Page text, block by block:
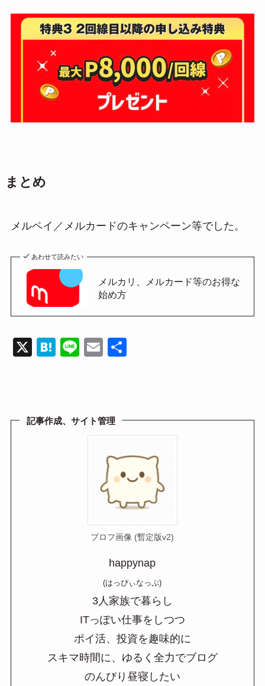
まとめ
メルペイ／メルカードのキャンペーン等でした。
あわせて読みたい
メルカリ、メルカード等のお得な
始め方
X
H
a
Li
E
記事作成、サイト管理
プロフ画像 (暫定版v2)
happynap
(はっぴぃなっぷ)
3人家族で暮らし
ITっぽい仕事をしつつ
ポイ活、投資を趣味的に
スキマ時間に、ゆるく全力でブログ
のんびり昼寝したい